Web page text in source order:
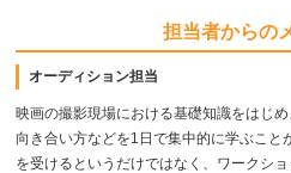
担当者からの
オーディション担当
映画の撮影現場における基礎知識をはじ
向き合い方などを1日で集中的に学ぶこと
を受けるというだけではなく、ワークシ